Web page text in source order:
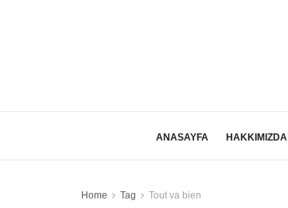
ANASAYFA HAKKIMIZDA
Home Tag Tout va bien